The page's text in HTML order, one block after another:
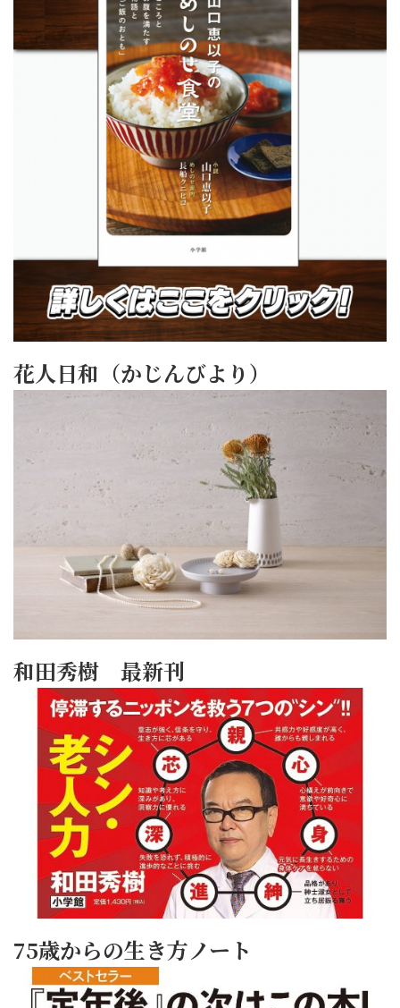
花人日和（かじんびより）
和田秀樹 最新刊
75歳からの生き方ノート